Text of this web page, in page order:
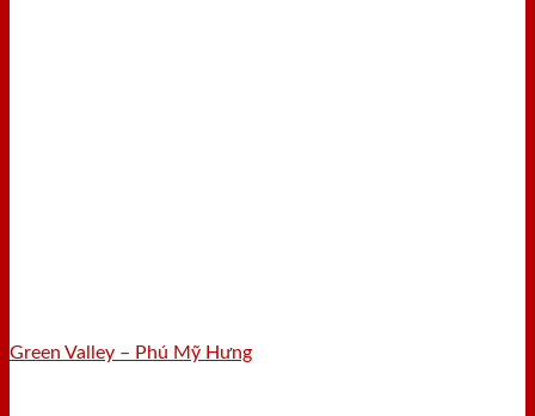
Green Valley – Phú Mỹ Hưng